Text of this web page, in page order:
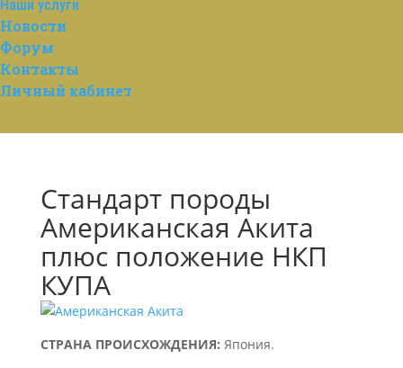
Наши услуги
Новости
Форум
Контакты
Личный кабинет
Стандарт породы
Американская Акита
плюс положение НКП
КУПА
СТРАНА ПРОИСХОЖДЕНИЯ: Япония.